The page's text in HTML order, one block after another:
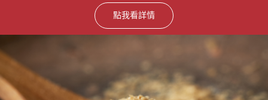
點我看詳情